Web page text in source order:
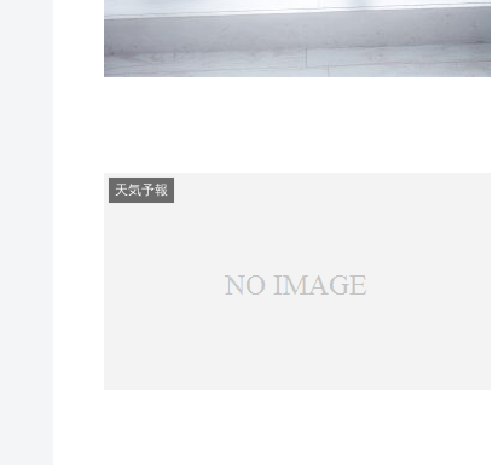
天気予報